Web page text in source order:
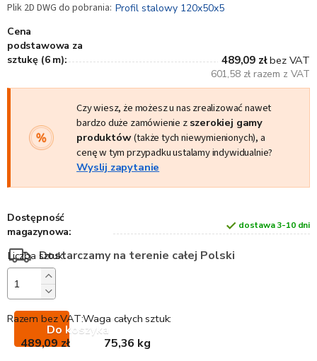
Profil stalowy 120x50x5
Cena
podstawowa za
sztukę (6 m):
489,09 złbez VAT
601,58 zł razem z VAT
Czy wiesz, że możesz u nas zrealizować nawet
bardzo duże zamówienie z szerokiej gamy
produktów(także tych niewymienionych), a
cenę w tym przypadku ustalamy indywidualnie?
Wyslij zapytanie
Dostępność
magazynowa:
dostawa 3-10 dni
Dostarczamy na terenie całej Polski
Do koszyka
Waga całych sztuk:
75,36 kg
Razem bez VAT:
489,09 zł